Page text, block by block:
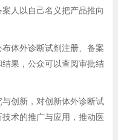
人以自己名义把产品推向
体外诊断试剂注册、备案
果，公众可以查阅审批结
创新，对创新体外诊断试
术的推广与应用，推动医